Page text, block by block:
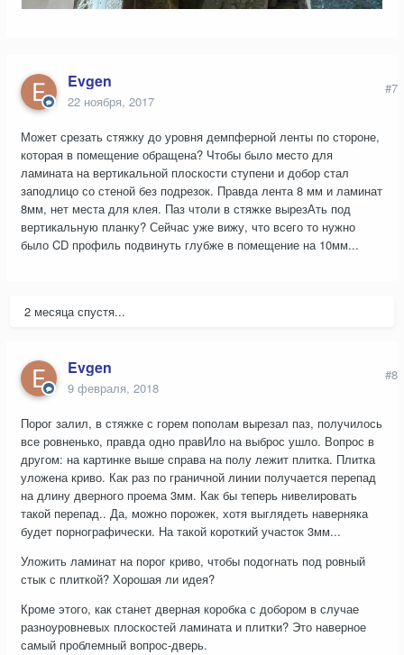
Evgen
22 ноября, 2017
#7
Может срезать стяжку до уровня демпферной ленты по стороне,
которая в помещение обращена? Чтобы было место для
ламината на вертикальной плоскости ступени и добор стал
заподлицо со стеной без подрезок. Правда лента 8 мм и ламинат
8мм, нет места для клея. Паз чтоли в стяжке вырезАть под
вертикальную планку? Сейчас уже вижу, что всего то нужно
было CD профиль подвинуть глубже в помещение на 10мм...
2 месяца спустя...
Evgen
9 февраля, 2018
#8
Порог залил, в стяжке с горем пополам вырезал паз, получилось
все ровненько, правда одно правИло на выброс ушло. Вопрос в
другом: на картинке выше справа на полу лежит плитка. Плитка
уложена криво. Как раз по граничной линии получается перепад
на длину дверного проема 3мм. Как бы теперь нивелировать
такой перепад.. Да, можно порожек, хотя выглядеть наверняка
будет порнографически. На такой короткий участок 3мм...
Уложить ламинат на порог криво, чтобы подогнать под ровный
стык с плиткой? Хорошая ли идея?
Кроме этого, как станет дверная коробка с добором в случае
разноуровневых плоскостей ламината и плитки? Это наверное
самый проблемный вопрос-дверь.